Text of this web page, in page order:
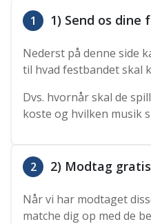
1 1) Send os
Nederst på denne side
til hvad festbandet skal
Dvs. hvornår skal de
koste og hvilken musik
2 2) Modtag
Når vi har modtaget
matche dig op med de